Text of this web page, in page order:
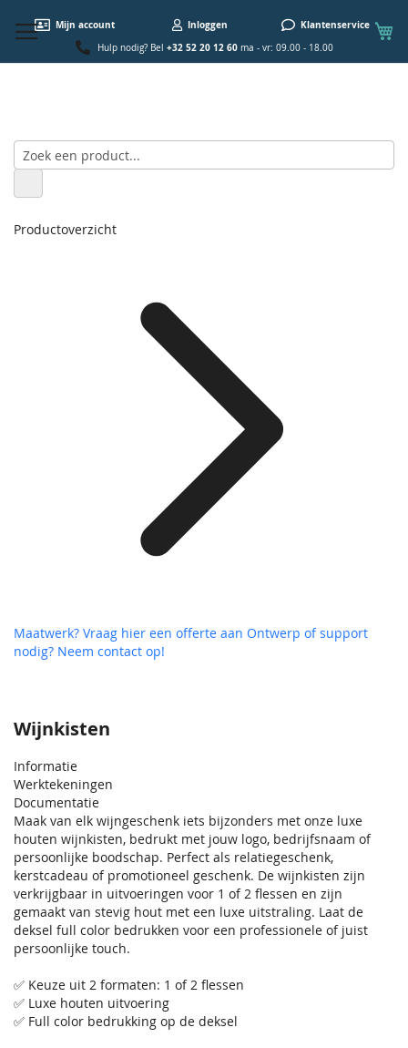
Mijn account Inloggen Klantenservice
Hulp nodig? Bel +32 52 20 12 60ma - vr: 09.00 - 18.00
Wijnkisten
Informatie
Werktekeningen
Documentatie
Maak van elk wijngeschenk iets bijzonders met onze luxe
houten wijnkisten, bedrukt met jouw logo, bedrijfsnaam of
persoonlijke boodschap. Perfect als relatiegeschenk,
kerstcadeau of promotioneel geschenk. De wijnkisten zijn
verkrijgbaar in uitvoeringen voor 1 of 2 flessen en zijn
gemaakt van stevig hout met een luxe uitstraling. Laat de
deksel full color bedrukken voor een professionele of juist
persoonlijke touch.
✅ Keuze uit 2 formaten: 1 of 2 flessen
✅ Luxe houten uitvoering
✅ Full color bedrukking op de deksel
Productoverzicht
Maatwerk? Vraag hier een offerte aan Ontwerp of support
nodig? Neem contact op!